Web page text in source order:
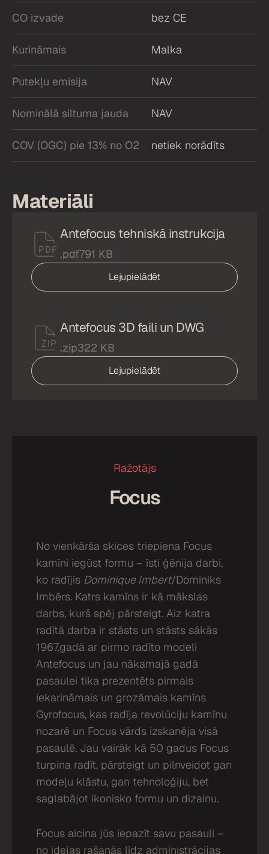
CO izvade bez CE
Kurināmais Malka
Putekļu emisija NAV
Nominālā siltuma jauda NAV
COV (OGC) pie 13% no O2 netiek norādīts
Materiāli
Antefocus tehniskā instrukcija
.pdf791 KB
Lejupielādēt
Antefocus 3D faili un DWG
.zip322 KB
Lejupielādēt
Ražotājs
Focus
No vienkārša skices triepiena Focus
kamīni iegūst formu – īsti ģēnija darbi,
ko radījis Dominique Imbert/Dominiks
Imbērs. Katrs kamīns ir kā mākslas
darbs, kurš spēj pārsteigt. Aiz katra
radītā darba ir stāsts un stāsts sākās
1967.gadā ar pirmo radīto modeli
Antefocus un jau nākamajā gadā
pasaulei tika prezentēts pirmais
iekarināmais un grozāmais kamīns
Gyrofocus, kas radīja revolūciju kamīnu
nozarē un Focus vārds izskanēja visā
pasaulē. Jau vairāk kā 50 gadus Focus
turpina radīt, pārsteigt un pilnveidot gan
modeļu klāstu, gan tehnoloģiju, bet
saglabājot ikonisko formu un dizainu.
Focus aicina jūs iepazīt savu pasauli –
no idejas rašanās līdz administrācijas